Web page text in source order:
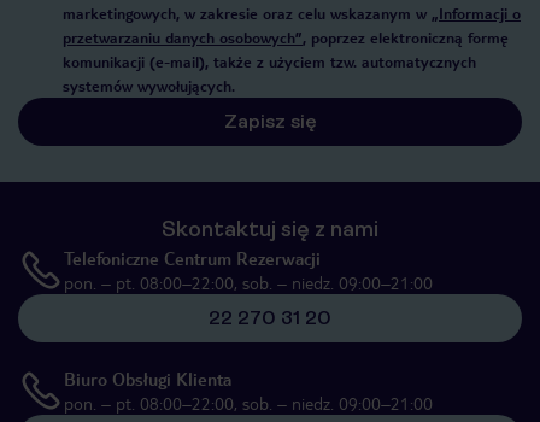
marketingowych, w zakresie oraz celu wskazanym w „Informacji o
przetwarzaniu danych osobowych”, poprzez elektroniczną formę
komunikacji (e-mail), także z użyciem tzw. automatycznych
systemów wywołujących.
Zapisz się
Skontaktuj się z nami
Telefoniczne Centrum Rezerwacji
pon. – pt. 08:00–22:00, sob. – niedz. 09:00–21:00
22 270 31 20
Biuro Obsługi Klienta
pon. – pt. 08:00–22:00, sob. – niedz. 09:00–21:00